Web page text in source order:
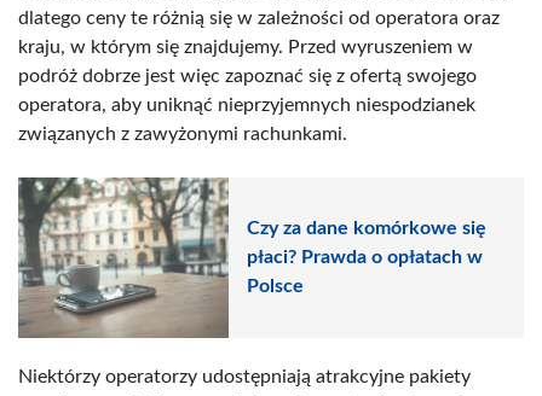
dlatego ceny te różnią się w zależności od operatora oraz
kraju, w którym się znajdujemy. Przed wyruszeniem w
podróż dobrze jest więc zapoznać się z ofertą swojego
operatora, aby uniknąć nieprzyjemnych niespodzianek
związanych z zawyżonymi rachunkami.
Czy za dane komórkowe się
płaci? Prawda o opłatach w
Polsce
Niektórzy operatorzy udostępniają atrakcyjne pakiety